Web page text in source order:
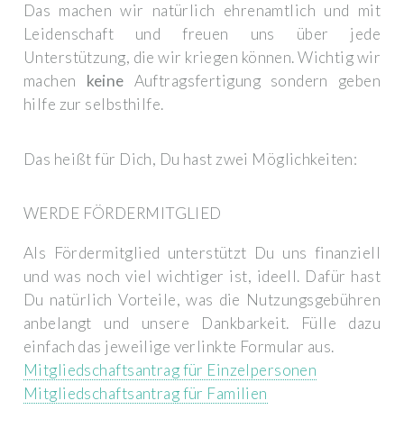
Das machen wir natürlich ehrenamtlich und mit
Leidenschaft und freuen uns über jede
Unterstützung, die wir kriegen können. Wichtig wir
machen keine Auftragsfertigung sondern geben
hilfe zur selbsthilfe.
Das heißt für Dich, Du hast zwei Möglichkeiten:
WERDE FÖRDERMITGLIED
Als Fördermitglied unterstützt Du uns finanziell
und was noch viel wichtiger ist, ideell. Dafür hast
Du natürlich Vorteile, was die Nutzungsgebühren
anbelangt und unsere Dankbarkeit. Fülle dazu
einfach das jeweilige verlinkte Formular aus.
Mitgliedschaftsantrag für Einzelpersonen
Mitgliedschaftsantrag für Familien